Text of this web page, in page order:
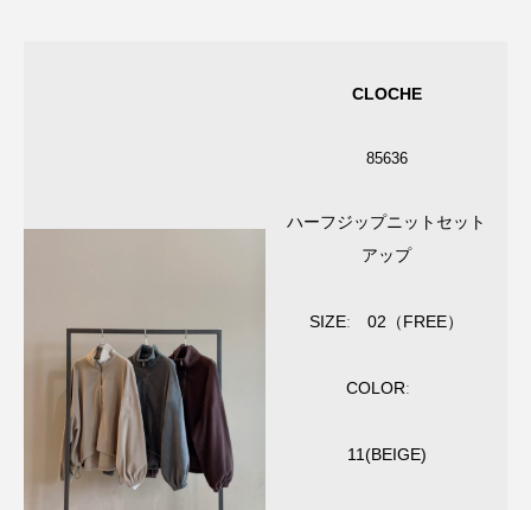
CLOCHE
85636
ハーフジップニットセット
アップ
SIZEː 02（FREE）
COLORː
11(BEIGE)